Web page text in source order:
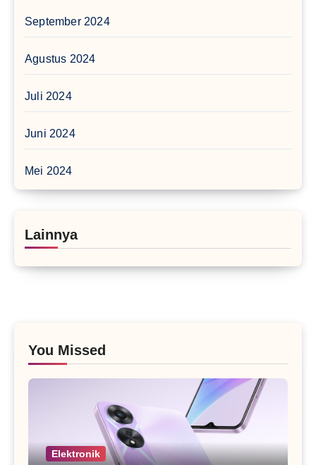
September 2024
Agustus 2024
Juli 2024
Juni 2024
Mei 2024
Lainnya
You Missed
Elektronik